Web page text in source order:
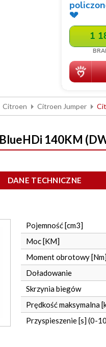
Citroen Citroen Jumper
140KM
DANE TECHNICZNE
Pojemność [cm3]
Moc [KM]
Moment obrotowy
Doładowanie
Skrzynia biegów
Prędkość maksymalna
Przyspieszenie [s] (0-